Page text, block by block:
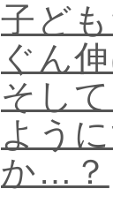
子ど
ぐん
そし
よう
か…？